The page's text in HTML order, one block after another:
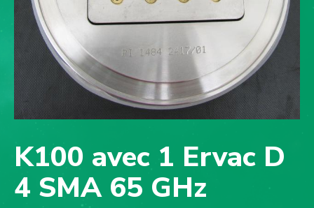
K100 avec 1 Ervac D
4 SMA 65 GHz